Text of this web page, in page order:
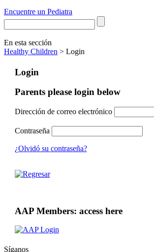
Encuentre un Pediatra
En esta sección
Healthy Children > Login
Login
Parents please login below
Dirección de correo electrónico
Contraseña
¿Olvidó su contraseña?
AAP Members: access here
Síganos